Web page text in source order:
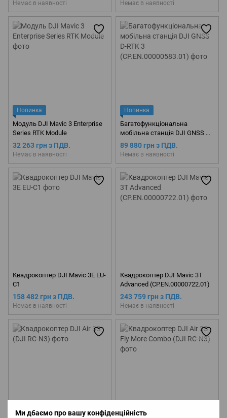
Ми дбаємо про вашу конфіденційність
Немає в наявності Немає в наявності
Новинка
Модуль DJI Mavic 3 Enterprise
Series RTK Module
32 263 грн з ПДВ.
Немає в наявності
Новинка
Багатофункціональна
мобільна станція DJI GNSS D-
RTK 3 (CP.EN.00000583.01)
89 880 грн з ПДВ.
Немає в наявності
Квадрокоптер DJI Mavic 3E EU-
C1
158 482 грн з ПДВ.
Немає в наявності
Квадрокоптер DJI Mavic 3T
Advanced (CP.EN.00000722.01)
243 759 грн з ПДВ.
Немає в наявності
Новинка Новинка